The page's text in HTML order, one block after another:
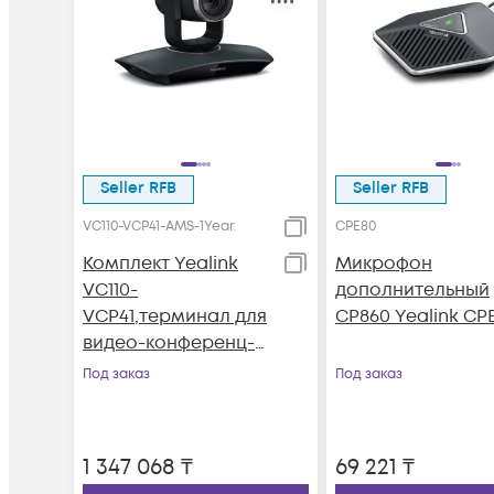
Seller RFB
VC110-VCP41-AMS-1Year
Комплект Yealink
VC110-
VCP41,терминал для
видео-конференц-
связи в комплекте с
Под заказ
1 347 068 ₸
Seller RFB
CPE80
Микрофон
дополнительный
CP860 Yealink
Под заказ
69 221 ₸